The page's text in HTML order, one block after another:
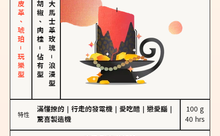
皮革、琥珀－玩樂型 胡椒、肉桂
－
佔有型
大馬士革玫瑰
－
浪漫型
特性
滿懂撩的 行走的發電機 愛吃醋 戀愛腦
驚喜製造機
100 g
40 hrs